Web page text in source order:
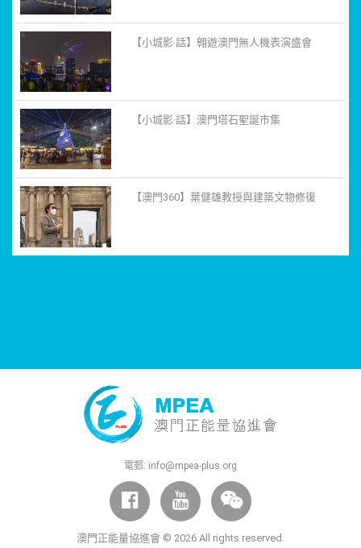
【小城影·話】翱遊澳門無人機表演盛會
【小城影·話】澳門塔石聖誕市集
【澳門360】葉健雄教授與建築文物修復
電郵: info@mpea-plus.org
澳門正能量協進會 © 2026 All rights reserved.